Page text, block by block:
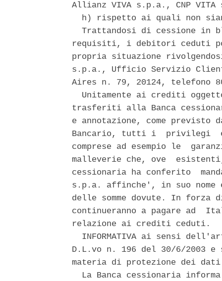
Allianz VIVA s.p.a., CNP
h) rispetto ai quali non
Trattandosi di cessione in
requisiti, i debitori ceduti
propria situazione
s.p.a., Ufficio Servizio
Aires n. 79, 20124, telefono
Unitamente ai crediti
trasferiti alla Banca
e annotazione, come previsto
Bancario, tutti i  privilegi
comprese ad esempio le
malleverie che, ove
cessionaria ha conferito
s.p.a. affinche', in suo nome
delle somme dovute. In
continueranno a pagare ad
relazione ai crediti ceduti.
INFORMATIVA ai sensi
D.L.vo n. 196 del 30/6/2003
materia di protezione dei
La Banca cessionaria